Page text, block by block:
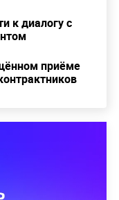
к диалогу с
приёме